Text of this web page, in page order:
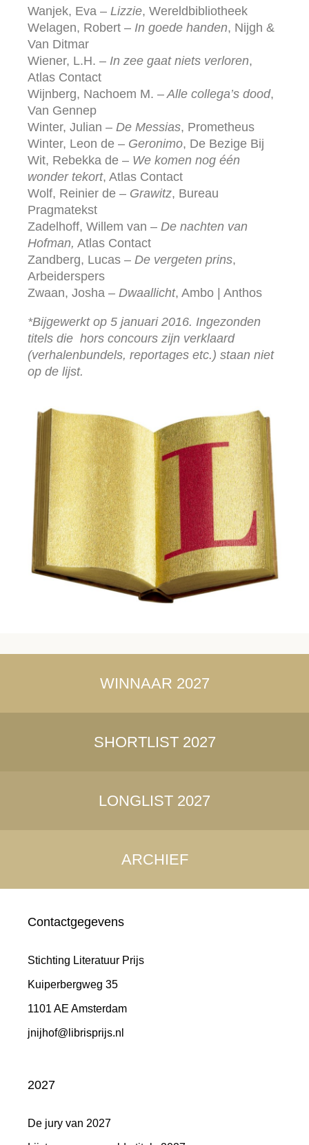
Wanjek, Eva – Lizzie, Wereldbibliotheek
Welagen, Robert – In goede handen, Nijgh &
Van Ditmar
Wiener, L.H. – In zee gaat niets verloren,
Atlas Contact
Wijnberg, Nachoem M. –Alle collega’s dood,
Van Gennep
Winter, Julian – De Messias, Prometheus
Winter, Leon de – Geronimo, De Bezige Bij
Wit, Rebekka de – We komen nog één
wonder tekort, Atlas Contact
Wolf, Reinier de – Grawitz, Bureau
Pragmatekst
Zadelhoff, Willem van – De nachten van
Hofman, Atlas Contact
Zandberg, Lucas – De vergeten prins,
Arbeiderspers
Zwaan, Josha – Dwaallicht, Ambo | Anthos
*Bijgewerkt op 5 januari 2016. Ingezonden
titels die hors concours zijn verklaard
(verhalenbundels, reportages etc.) staan niet
op de lijst.
WINNAAR 2027
SHORTLIST 2027
LONGLIST 2027
ARCHIEF
Contactgegevens
Stichting Literatuur Prijs
Kuiperbergweg 35
1101 AE Amsterdam
jnijhof@librisprijs.nl
2027
De jury van 2027